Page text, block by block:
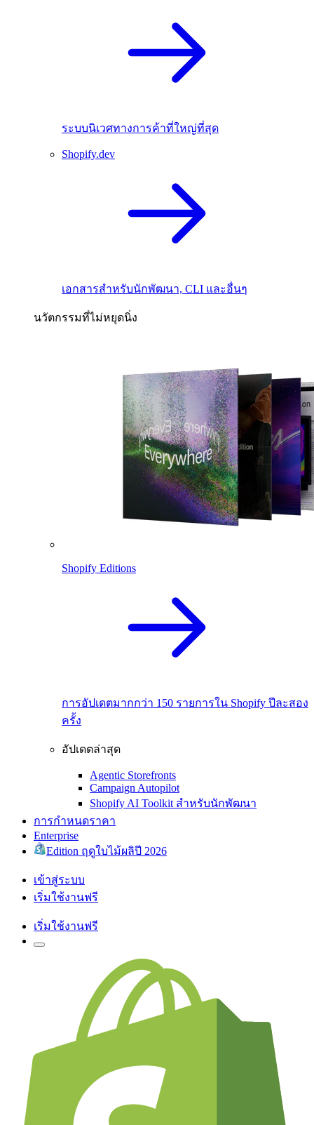
ระบบนิเวศทางการค้าที่ใหญ่ที่สุด
Shopify.dev
เอกสารสำหรับนักพัฒนา, CLI และอื่นๆ
นวัตกรรมที่ไม่หยุดนิ่ง
Shopify Editions
การอัปเดตมากกว่า 150 รายการใน Shopify ปีละสอง
ครั้ง
อัปเดตล่าสุด
Agentic Storefronts
Campaign Autopilot
Shopify AI Toolkit สำหรับนักพัฒนา
การกำหนดราคา
Enterprise
Edition ฤดูใบไม้ผลิปี 2026
เข้าสู่ระบบ
เริ่มใช้งานฟรี
เริ่มใช้งานฟรี